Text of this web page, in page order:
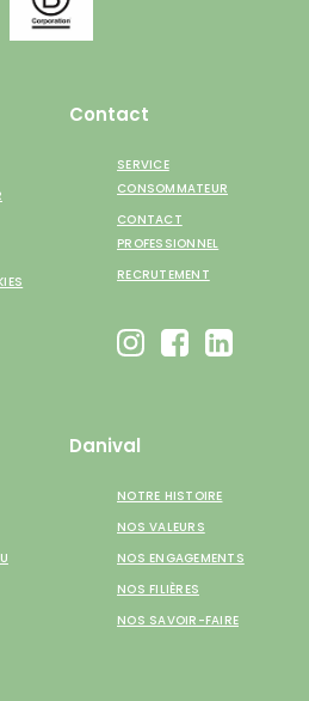
Danival
NOTRE HISTOIRE
NOS VALEURS
NOS ENGAGEMENTS
NOS FILIÈRES
NOS SAVOIR-FAIRE
Contact
SERVICE
CONSOMMATEUR
CONTACT
PROFESSIONNEL
RECRUTEMENT